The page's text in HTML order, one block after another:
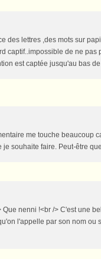
des lettres ,des mots sur
captif..impossible de ne pas
est captée jusqu'au bas
me touche beaucoup
souhaite faire. Peut-être
nenni !<br /> C'est une
l'appelle par son nom ou